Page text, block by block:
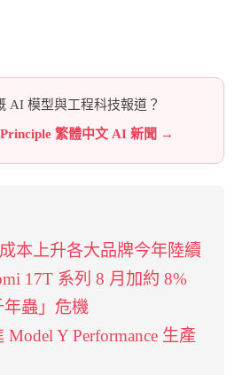
AI 模型與工程科技報道？
Principle 繁體中文 AI 新聞 →
本上升各大品牌今年陸續
17T 系列 8 月加約 8%
年蟲」危機
Model Y Performance 生產